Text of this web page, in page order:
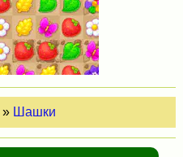
» Шашки